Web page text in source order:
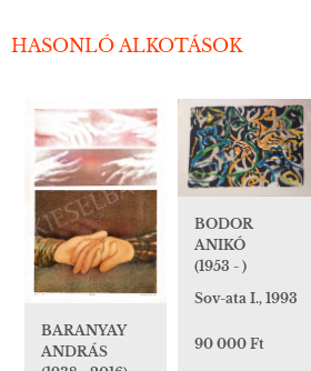
HASONLÓ ALKOTÁSOK
BARANYAY
ANDRÁS
BODOR
ANIKÓ
(1953 - )
Sov-ata I., 1993
90 000 Ft